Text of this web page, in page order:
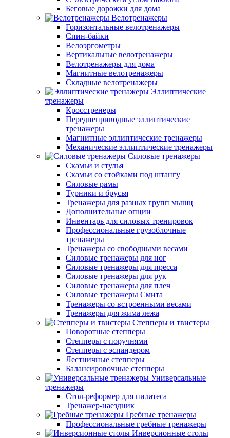
Беговые дорожки для дома
Велотренажеры
Горизонтальные велотренажеры
Спин-байки
Велоэргометры
Вертикальные велотренажеры
Велотренажеры для дома
Магнитные велотренажеры
Складные велотренажеры
Эллиптические
тренажеры
Кросстренеры
Переднеприводные эллиптические
тренажеры
Магнитные эллиптические тренажеры
Механические эллиптические тренажеры
Силовые тренажеры
Скамьи и стулья
Скамьи со стойками под штангу
Силовые рамы
Турники и брусья
Тренажеры для разных групп мышц
Дополнительные опции
Инвентарь для силовых тренировок
Профессиональные грузоблочные
тренажеры
Тренажеры со свободными весами
Силовые тренажеры для ног
Силовые тренажеры для пресса
Силовые тренажеры для рук
Силовые тренажеры для плеч
Силовые тренажеры Смита
Тренажеры со встроенными весами
Тренажеры для жима лежа
Степперы и твистеры
Поворотные степперы
Степперы с поручнями
Степперы с эспандером
Лестничные степперы
Балансировочные степперы
Универсальные
тренажеры
Стол-реформер для пилатеса
Тренажер-наездник
Гребные тренажеры
Профессиональные гребные тренажеры
Инверсионные столы